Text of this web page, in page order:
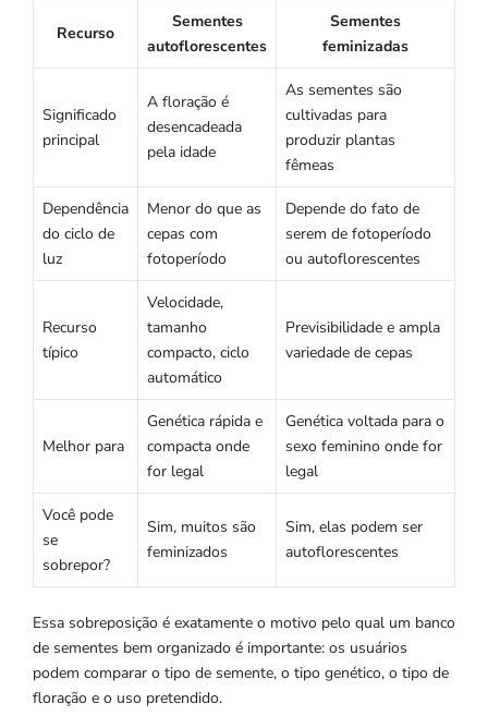
Recurso
Sementes
autoflorescentes
Sementes
feminizadas
Significado
principal
A floração é
desencadeada
pela idade
As sementes são
cultivadas para
produzir plantas
fêmeas
Dependência
do ciclo de
luz
Menor do que as
cepas com
fotoperíodo
Depende do fato de
serem de fotoperíodo
ou autoflorescentes
Recurso
típico
Velocidade,
tamanho
compacto, ciclo
automático
Previsibilidade e ampla
variedade de cepas
Melhor para
Genética rápida e
compacta onde
for legal
Genética voltada para o
sexo feminino onde for
legal
Você pode
se
sobrepor?
Sim, muitos são
feminizados
Sim, elas podem ser
autoflorescentes
Essa sobreposição é exatamente o motivo pelo qual um banco
de sementes bem organizado é importante: os usuários
podem comparar o tipo de semente, o tipo genético, o tipo de
floração e o uso pretendido.